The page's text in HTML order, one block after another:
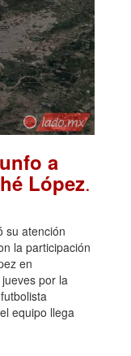
a
López.
su atención
la participación
en
por la
equipo llega